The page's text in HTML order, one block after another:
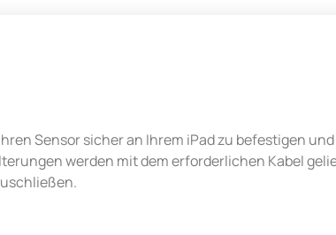
Sensor sicher an Ihrem iPad zu befestigen
werden mit dem erforderlichen Kabel